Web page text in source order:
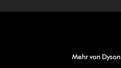
Mehr von Dyson